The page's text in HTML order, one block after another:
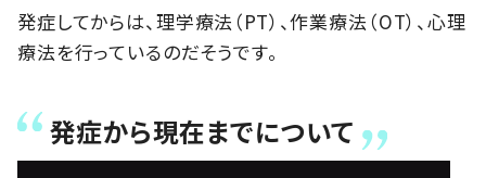
発症してからは、理学療法（PT）、作業療法（OT）、心理
療法を行っているのだそうです。
発症から現在までについて